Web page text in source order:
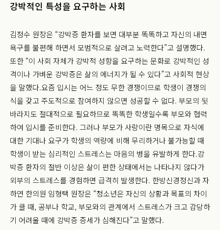
강박적인 특성을 요구하는 사회
김정수 원장은 “강박증 환자를 보면 대부분 똑똑하고 자신의 내면
욕구를 불편해 하면서 모범적으로 살려고 노력한다”고 설명했다.
또한 “이 사회 자체가 강박적 성향을 요구하는 문화로 강박적인 성
격이나 가벼운 강박증은 삶의 에너지가 될 수 있다”고 사회적 현상
을 말했다.요즘 입시는 어느 정도 무한 경쟁이므로 학생이 경쟁의
식을 갖고 주도적으로 참여하지 않으면 성공할 수 없다. 부모의 뒷
바라지도 절대적으로 필요하므로 똑똑한 학생일수록 부모와 협력
하여 입시를 준비한다. 그러나 부모가 사랑이란 명목으로 자식에
대한 기대나 요구가 학생의 역량에 비해 무리하거나 불가능할 때
학생이 받는 심리적인 스트레스는 마음의 병을 유발하게 한다.강
박증 환자의 절반 이상은 삶이 편한 상태에서는 나타나지 않다가
외부의 스트레스를 경험하면 급격히 발생한다. 한방신경정신과 자
하연 한의원 임형택 원장은 “청소년은 자신의 상황과 목표의 차이
가 클 때, 공부나 학교, 부모와의 관계에서 스트레스가 크고 감당하
기 어려울 때에 강박증 증세가 심해진다”고 말했다.